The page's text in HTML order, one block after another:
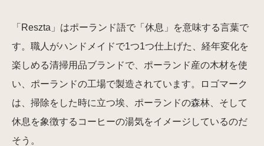
「Reszta」はポーランド語で「休息」を意味する言葉で
す。職人がハンドメイドで1つ1つ仕上げた、経年変化を
楽しめる清掃用品ブランドで、ポーランド産の木材を使
い、ポーランドの工場で製造されています。ロゴマーク
は、掃除をした時に立つ埃、ポーランドの森林、そして
休息を象徴するコーヒーの湯気をイメージしているのだ
そう。